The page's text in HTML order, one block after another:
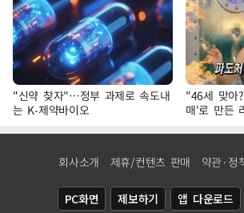
"신약 찾자"…정부 과제로 속도내
는 K-제약바이오
"46세 맞아
매'로 만든
과 '톡톡'
회사소개 제휴/컨텐츠 판매 약관·정
PC화면 제보하기 앱 다운로드